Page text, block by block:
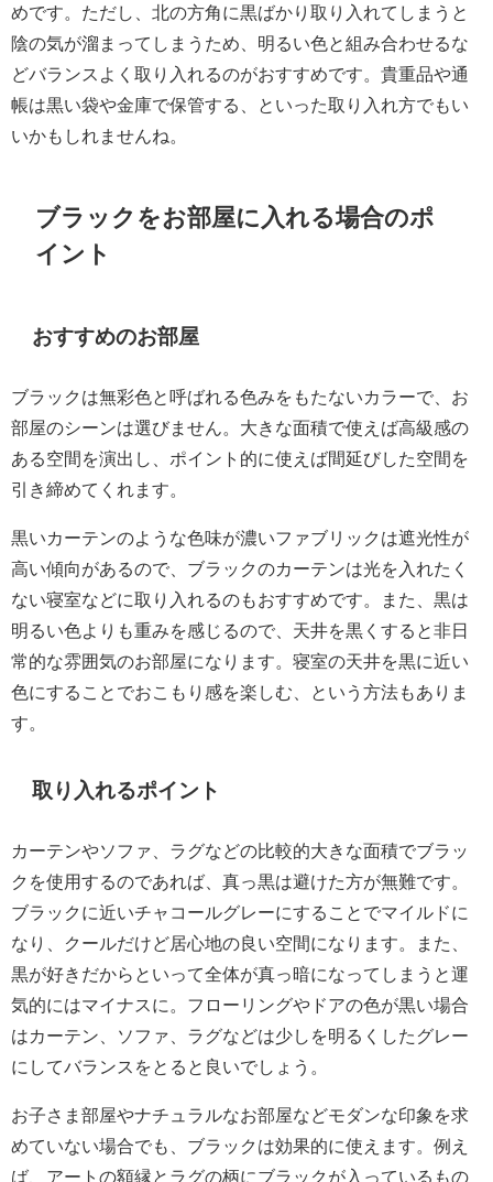
めです。ただし、北の方角に黒ばかり取り入れてしまうと
陰の気が溜まってしまうため、明るい色と組み合わせるな
どバランスよく取り入れるのがおすすめです。貴重品や通
帳は黒い袋や金庫で保管する、といった取り入れ方でもい
いかもしれませんね。
ブラックをお部屋に入れる場合のポ
イント
おすすめのお部屋
ブラックは無彩色と呼ばれる色みをもたないカラーで、お
部屋のシーンは選びません。大きな面積で使えば高級感の
ある空間を演出し、ポイント的に使えば間延びした空間を
引き締めてくれます。
黒いカーテンのような色味が濃いファブリックは遮光性が
高い傾向があるので、ブラックのカーテンは光を入れたく
ない寝室などに取り入れるのもおすすめです。また、黒は
明るい色よりも重みを感じるので、天井を黒くすると非日
常的な雰囲気のお部屋になります。寝室の天井を黒に近い
色にすることでおこもり感を楽しむ、という方法もありま
す。
取り入れるポイント
カーテンやソファ、ラグなどの比較的大きな面積でブラッ
クを使用するのであれば、真っ黒は避けた方が無難です。
ブラックに近いチャコールグレーにすることでマイルドに
なり、クールだけど居心地の良い空間になります。また、
黒が好きだからといって全体が真っ暗になってしまうと運
気的にはマイナスに。フローリングやドアの色が黒い場合
はカーテン、ソファ、ラグなどは少しを明るくしたグレー
にしてバランスをとると良いでしょう。
お子さま部屋やナチュラルなお部屋などモダンな印象を求
めていない場合でも、ブラックは効果的に使えます。例え
ば、アートの額縁とラグの柄にブラックが入っているもの